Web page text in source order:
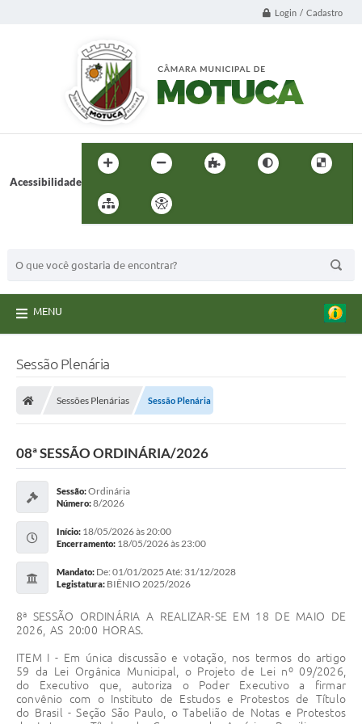
Login / Cadastro
Acessibilidade
MENU
Sessão Plenária
Sessões Plenárias Sessão Plenária
08ª SESSÃO ORDINÁRIA/2026
Sessão:Ordinária
Número:8/2026
Início: 18/05/2026 às 20:00
Encerramento: 18/05/2026 às 23:00
Mandato: De: 01/01/2025 Até: 31/12/2028
Legistatura: BIÊNIO 2025/2026
8ª SESSÃO ORDINÁRIA A REALIZAR-SE EM 18 DE MAIO DE
2026, AS 20:00 HORAS.
ITEM I - Em única discussão e votação, nos termos do artigo
59 da Lei Orgânica Municipal, o Projeto de Lei nº 09/2026,
do Executivo que, autoriza o Poder Executivo a firmar
convênio com o Instituto de Estudos e Protestos de Título
do Brasil - Seção São Paulo, o Tabelião de Notas e Protestos